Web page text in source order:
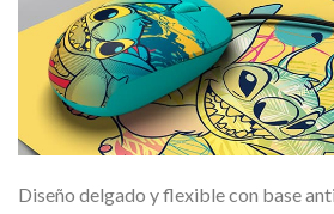
Diseño delgado y flexible con base